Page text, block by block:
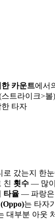
한 카운트에서
트라이크>볼
타자
갔는지 한
친 횟수 — 많
타율 — 파랑은
는 타자
대부분 아웃